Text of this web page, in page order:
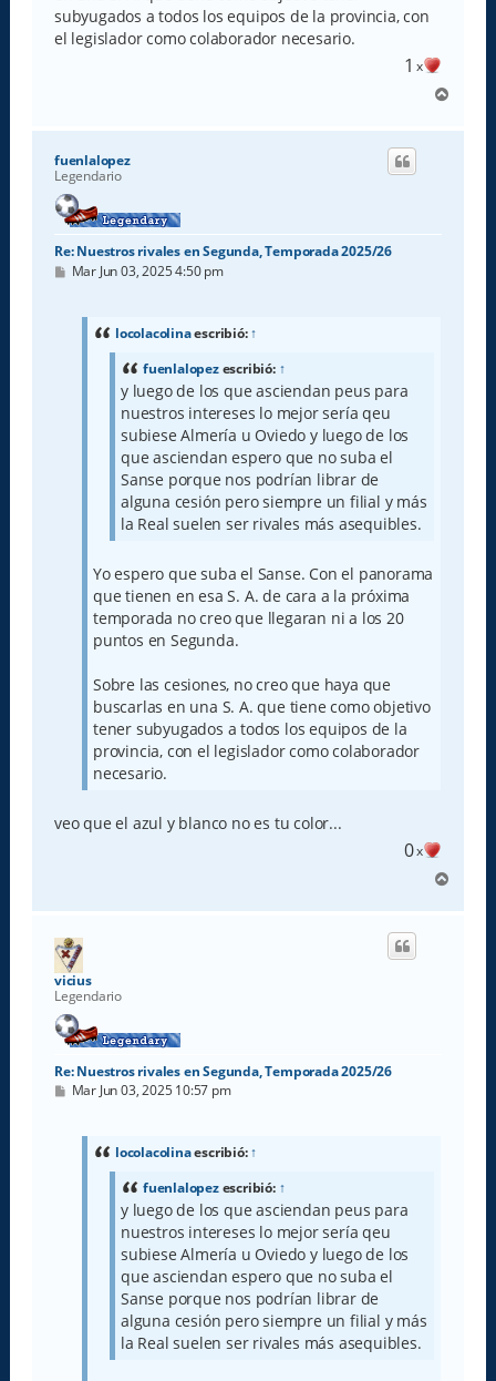
subyugados a todos los equipos de la provincia, con
el legislador como colaborador necesario.
1 x
r
fuenlalopez
Legendario
Re: Nuestros rivales en Segunda, Temporada 2025/26
M
Mar Jun 03, 2025 4:50 pm
locolacolinaescribió:↑
fuenlalopezescribió: ↑
y luego de los que asciendan peus para
nuestros intereses lo mejor sería qeu
subiese Almería u Oviedo y luego de los
que asciendan espero que no suba el
Sanse porque nos podrían librar de
alguna cesión pero siempre un filial y más
la Real suelen ser rivales más asequibles.
Yo espero que suba el Sanse. Con el panorama
que tienen en esa S. A. de cara a la próxima
temporada no creo que llegaran ni a los 20
puntos en Segunda.
Sobre las cesiones, no creo que haya que
buscarlas en una S. A. que tiene como objetivo
tener subyugados a todos los equipos de la
provincia, con el legislador como colaborador
necesario.
veo que el azul y blanco no es tu color...
0x
r
vicius
Legendario
Re: Nuestros rivales en Segunda, Temporada 2025/26
M
Mar Jun 03, 2025 10:57 pm
locolacolinaescribió:↑
fuenlalopezescribió: ↑
y luego de los que asciendan peus para
nuestros intereses lo mejor sería qeu
subiese Almería u Oviedo y luego de los
que asciendan espero que no suba el
Sanse porque nos podrían librar de
alguna cesión pero siempre un filial y más
la Real suelen ser rivales más asequibles.